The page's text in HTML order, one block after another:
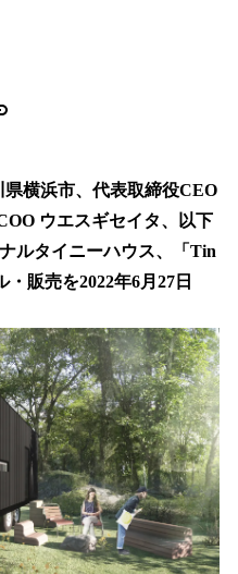
横浜市、代表取締役CEO
ウエスギセイタ、以下
ルタイニーハウス、「Tin
販売を2022年6月27日